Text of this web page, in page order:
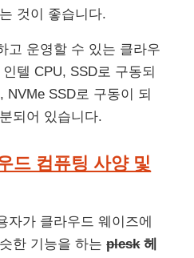
것이 좋습니다.
고 운영할 수 있는 클라우
텔 CPU, SSD로 구동되
NVMe SSD로 구동이 되
되어 있습니다.
드 컴퓨팅 사양 및
자가 클라우드 웨이즈에
한 기능을 하는plesk헤